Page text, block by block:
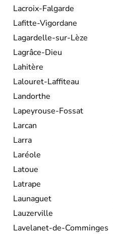
Lacroix-Falgarde
Lafitte-Vigordane
Lagardelle-sur-Lèze
Lagrâce-Dieu
Lahitère
Lalouret-Laffiteau
Landorthe
Lapeyrouse-Fossat
Larcan
Larra
Laréole
Latoue
Latrape
Launaguet
Lauzerville
Lavelanet-de-Comminges